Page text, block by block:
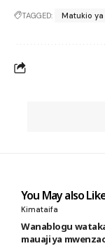
TAGGED: Matukio ya
You May also
Kimataifa
Wanablogu
mauaji ya